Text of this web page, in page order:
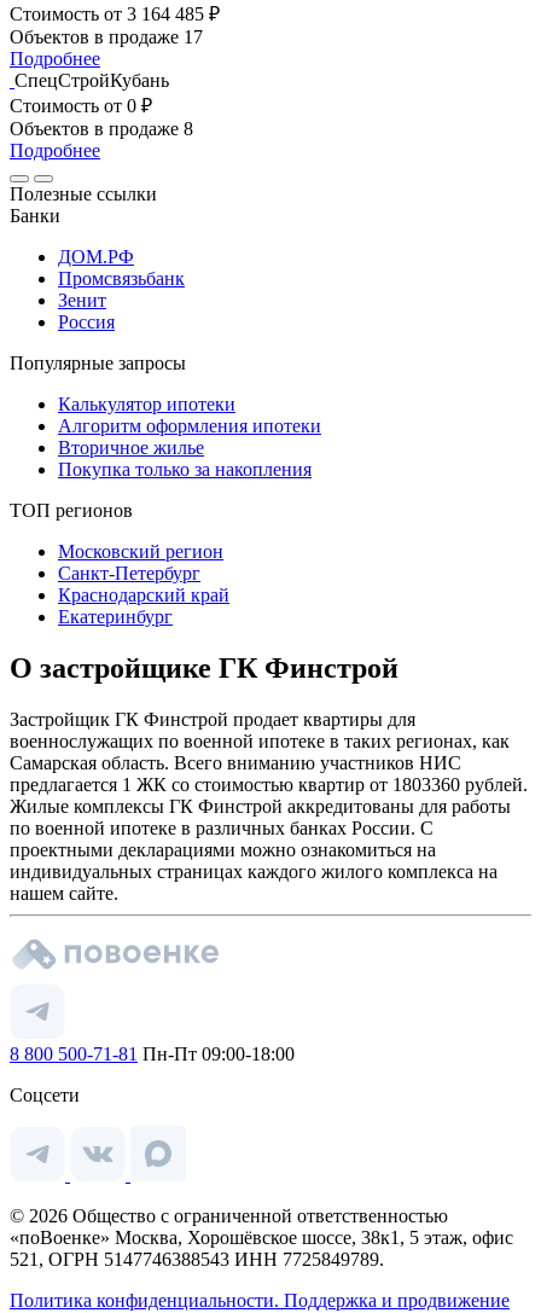
Стоимость от 3 164 485 ₽
Объектов в продаже 17
Подробнее
СпецСтройКубань
Стоимость от 0 ₽
Объектов в продаже 8
Подробнее
Полезные ссылки
Банки
ДОМ.РФ
Промсвязьбанк
Зенит
Россия
Популярные запросы
Калькулятор ипотеки
Алгоритм оформления ипотеки
Вторичное жилье
Покупка только за накопления
ТОП регионов
Московский регион
Санкт-Петербург
Краснодарский край
Екатеринбург
О застройщике ГК Финстрой
Застройщик ГК Финстрой продает квартиры для
военнослужащих по военной ипотеке в таких регионах, как
Самарская область. Всего вниманию участников НИС
предлагается 1 ЖК со стоимостью квартир от 1803360 рублей.
Жилые комплексы ГК Финстрой аккредитованы для работы
по военной ипотеке в различных банках России. С
проектными декларациями можно ознакомиться на
индивидуальных страницах каждого жилого комплекса на
нашем сайте.
8 800 500-71-81 Пн-Пт 09:00-18:00
Соцсети
© 2026 Общество с ограниченной ответственностью
«поВоенке» Москва, Хорошёвское шоссе, 38к1, 5 этаж, офис
521, ОГРН 5147746388543 ИНН 7725849789.
Политика конфиденциальности. Поддержка и продвижение